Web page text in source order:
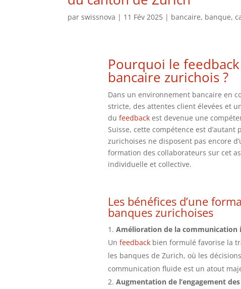
parswissnova | 11 Fév 2025 | bancaire, banque,
Pourquoi le feedback
bancaire zurichois ?
Dans un environnement bancaire en
stricte, des attentes client élevées et
du feedbackest devenue une
Suisse, cette compétence est
zurichoises ne disposent pas encore
formation des collaborateurs sur cet
individuelle et collective.
Les bénéfices d’une
banques zurichoises
Amélioration de la communication
Un feedbackbien formulé favorise la
les banques de Zurich, où les
communication fluide est un atout
Augmentation de l’engagement